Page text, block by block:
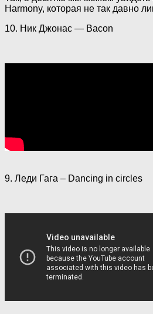
Harmony, которая не так давно
10. Ник Джонас — Bacon
9. Леди Гага – Dancing in circles